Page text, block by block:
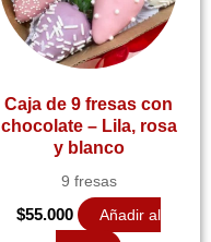
Caja de 9 fresas con
chocolate – Lila, rosa
y blanco
9 fresas
$55.000
Añadir al